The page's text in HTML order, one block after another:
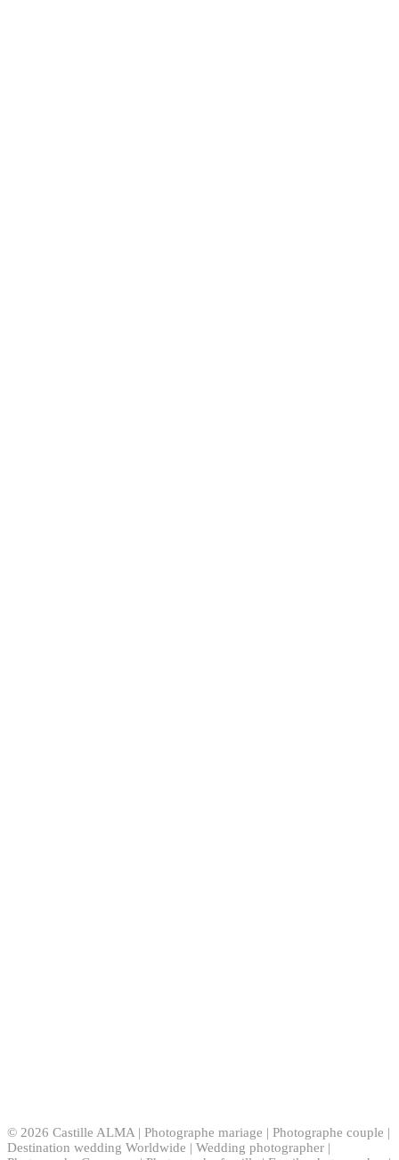
© 2026 Castille ALMA | Photographe mariage | Photographe couple |
Destination wedding Worldwide | Wedding photographer |